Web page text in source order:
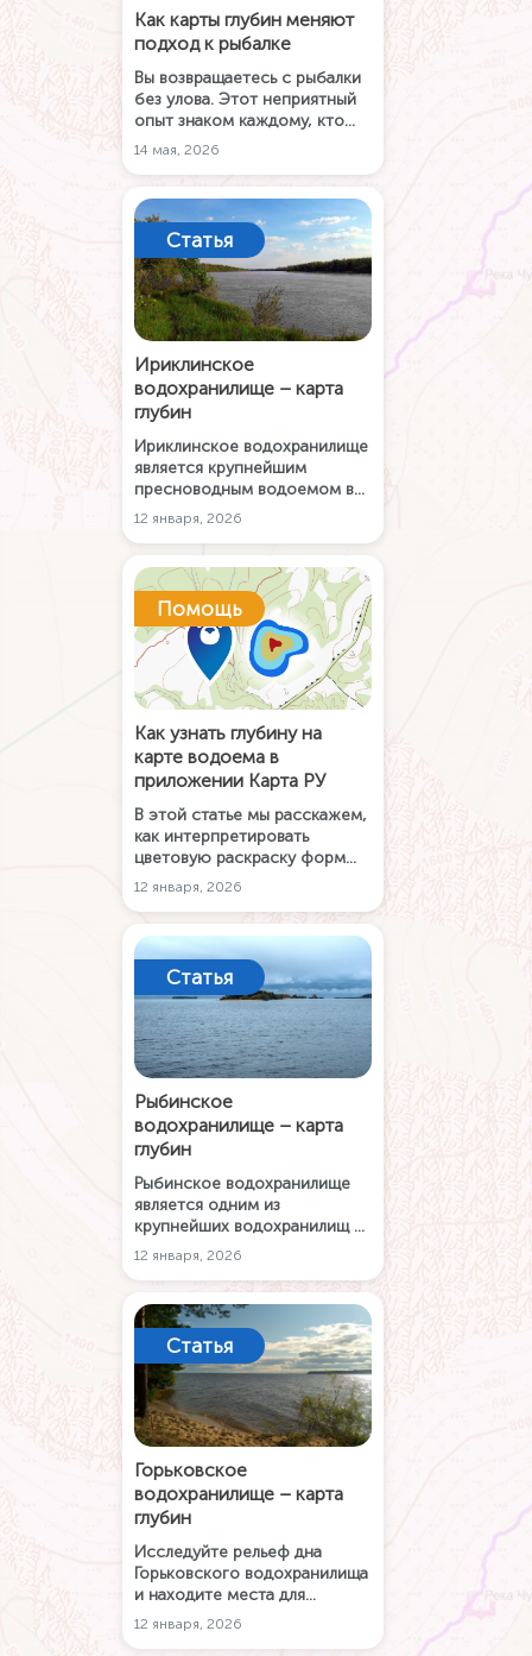
Как карты глубин меняют
подход к рыбалке
Вы возвращаетесь с рыбалки
без улова. Этот неприятный
опыт знаком каждому, кто
хотя бы раз держал удилище
дна не возникает на пустом
месте. Он формируется
постепенно, под влиянием
долгих наблюдений, практики
на самых разных водоёмах и
простого человеческого
желания понять, почему одно
место работает, а соседнее
нет.
14 мая, 2026
Статья
Ириклинское
водохранилище – карта
глубин
Ириклинское водохранилище
является крупнейшим
пресноводным водоемом в
Оренбургской области с
большим разнообразием и
запасами рыбы. Рыбачьте и
путешествуйте по
водохранилищу с картой
глубин и приложением Карта
РУ Рыбалка.
12 января, 2026
Помощь
Как узнать глубину на
карте водоема в
приложении Карта РУ
В этой статье мы расскажем,
как интерпретировать
цветовую раскраску форм
подводного рельефа на карте
глубин в мобильном
приложении Карта РУ Рыбалка
и в настольном приложении
Карта РУ.
12 января, 2026
Статья
Рыбинское
водохранилище – карта
глубин
Рыбинское водохранилище
является одним из
крупнейших водохранилищ в
России. Рыбачьте и
путешествуйте по водоему с
картой глубин и
приложением Карта РУ
Рыбалка.
12 января, 2026
Статья
Горьковское
водохранилище – карта
глубин
Исследуйте рельеф дна
Горьковского водохранилища
и находите места для
рыбалки с интерактивной
офлайн-картой глубин.
12 января, 2026